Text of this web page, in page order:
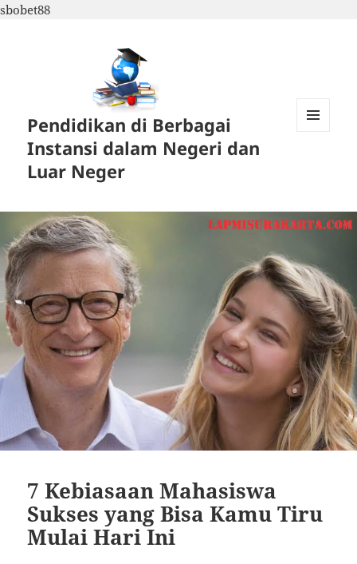
sbobet88
Pendidikan di Berbagai
Instansi dalam Negeri dan
Luar Neger
7 Kebiasaan Mahasiswa
Sukses yang Bisa Kamu Tiru
Mulai Hari Ini